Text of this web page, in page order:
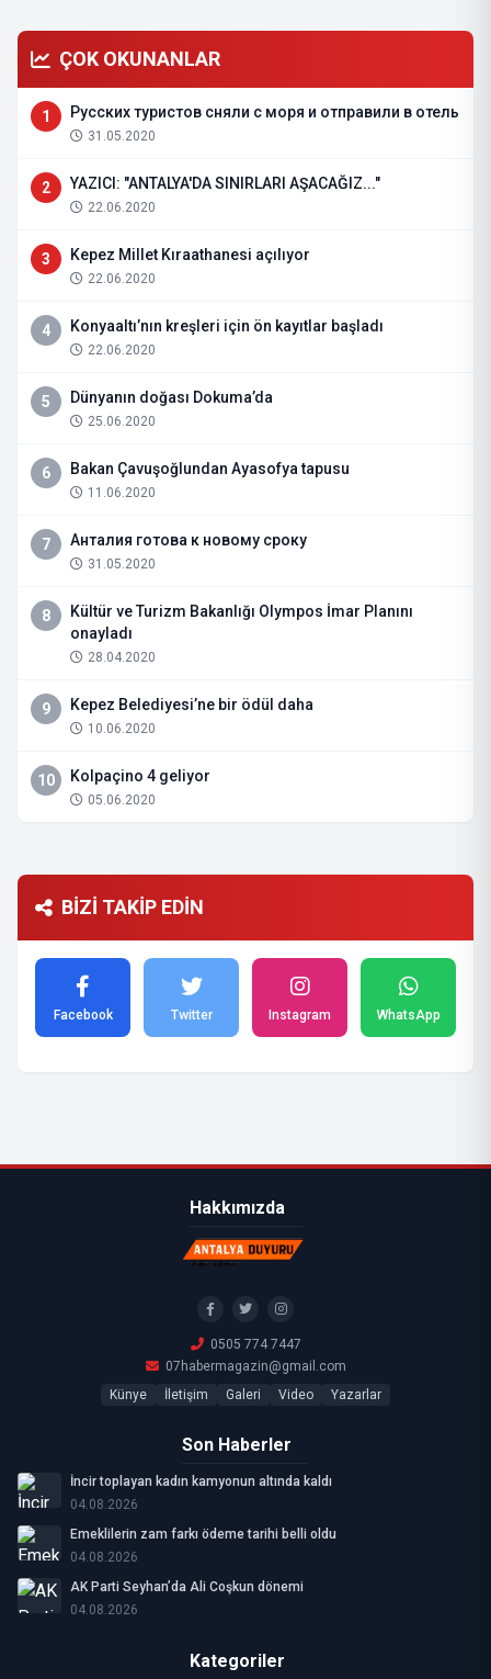
ÇOK OKUNANLAR
1 Русских туристов сняли с моря и отправили в отель
31.05.2020
2 YAZICI: "ANTALYA'DA SINIRLARI AŞACAĞIZ..."
22.06.2020
3 Kepez Millet Kıraathanesi açılıyor
22.06.2020
4 Konyaaltı’nın kreşleri için ön kayıtlar başladı
22.06.2020
5 Dünyanın doğası Dokuma’da
25.06.2020
6 Bakan Çavuşoğlundan Ayasofya tapusu
11.06.2020
7 Анталия готова к новому сроку
31.05.2020
8
Kültür ve Turizm Bakanlığı Olympos İmar Planını
onayladı
28.04.2020
9 Kepez Belediyesi’ne bir ödül daha
10.06.2020
10 Kolpaçino 4 geliyor
05.06.2020
BİZİ TAKİP EDİN
Facebook Twitter Instagram WhatsApp
Hakkımızda
0505 774 7447
07habermagazin@gmail.com
Künye
İletişim Galeri Video Yazarlar
Son Haberler
İncir toplayan kadın kamyonun altında kaldı
04.08.2026
Emeklilerin zam farkı ödeme tarihi belli oldu
04.08.2026
AK Parti Seyhan’da Ali Coşkun dönemi
04.08.2026
Kategoriler